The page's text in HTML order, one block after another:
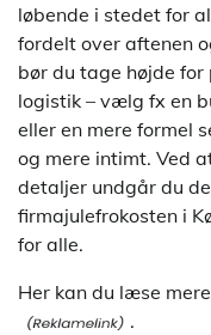
løbende i stedet for
fordelt over aftenen
bør du tage højde
logistik – vælg fx en
eller en mere formel
og mere intimt. Ved
detaljer undgår du
firmajulefrokosten i
for alle.
Her kan du læse
.